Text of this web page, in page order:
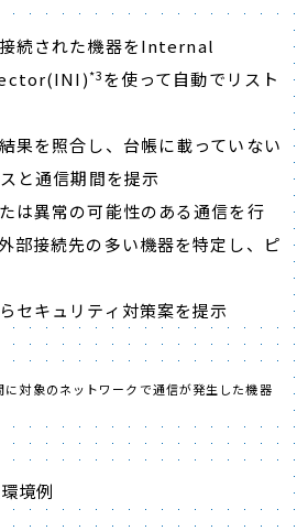
続された機器をInternal
*3を使って自動でリスト
果を照合し、台帳に載っていない
と通信期間を提示
は異常の可能性のある通信を行
部接続先の多い機器を特定し、ピ
セキュリティ対策案を提示
対象のネットワークで通信が発生した機器
境例